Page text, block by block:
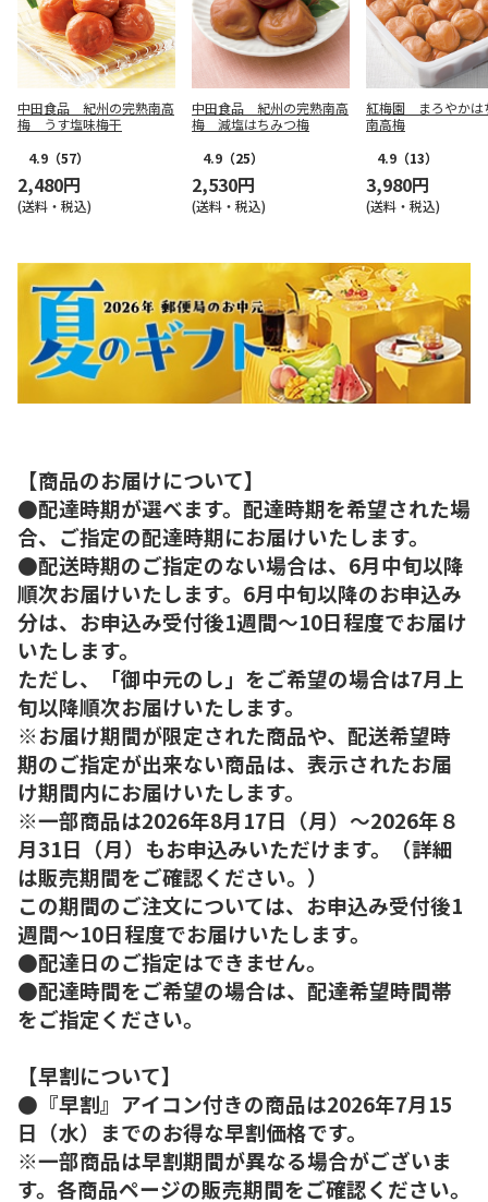
中田食品 紀州の完熟南高
梅 うす塩味梅干
4.9 （57）
2,480円
(送料・税込)
中田食品 紀州の完熟南高
梅 減塩はちみつ梅
4.9 （25）
2,530円
(送料・税込)
紅梅園 まろやかは
南高梅
4.9 （13）
3,980円
(送料・税込)
【商品のお届けについて】
●配達時期が選べます。配達時期を希望された場
合、ご指定の配達時期にお届けいたします。
●配送時期のご指定のない場合は、6月中旬以降
順次お届けいたします。6月中旬以降のお申込み
分は、お申込み受付後1週間～10日程度でお届け
いたします。
ただし、「御中元のし」をご希望の場合は7月上
旬以降順次お届けいたします。
※お届け期間が限定された商品や、配送希望時
期のご指定が出来ない商品は、表示されたお届
け期間内にお届けいたします。
※一部商品は2026年8月17日（月）～2026年８
月31日（月）もお申込みいただけます。（詳細
は販売期間をご確認ください。）
この期間のご注文については、お申込み受付後1
週間～10日程度でお届けいたします。
●配達日のご指定はできません。
●配達時間をご希望の場合は、配達希望時間帯
をご指定ください。
【早割について】
●『早割』アイコン付きの商品は2026年7月15
日（水）までのお得な早割価格です。
※一部商品は早割期間が異なる場合がございま
す。各商品ページの販売期間をご確認ください。